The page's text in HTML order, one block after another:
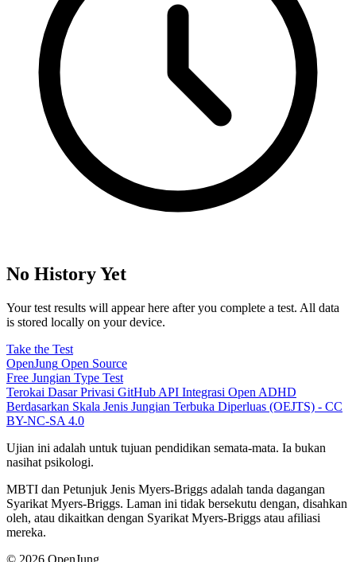
No History Yet
Your test results will appear here after you complete a test. All data
is stored locally on your device.
Take the Test
OpenJung Open Source
Free Jungian Type Test
Terokai Dasar Privasi GitHub API Integrasi Open ADHD
Berdasarkan Skala Jenis Jungian Terbuka Diperluas (OEJTS) - CC
BY-NC-SA 4.0
Ujian ini adalah untuk tujuan pendidikan semata-mata. Ia bukan
nasihat psikologi.
MBTI dan Petunjuk Jenis Myers-Briggs adalah tanda dagangan
Syarikat Myers-Briggs. Laman ini tidak bersekutu dengan, disahkan
oleh, atau dikaitkan dengan Syarikat Myers-Briggs atau afiliasi
mereka.
© 2026 OpenJung